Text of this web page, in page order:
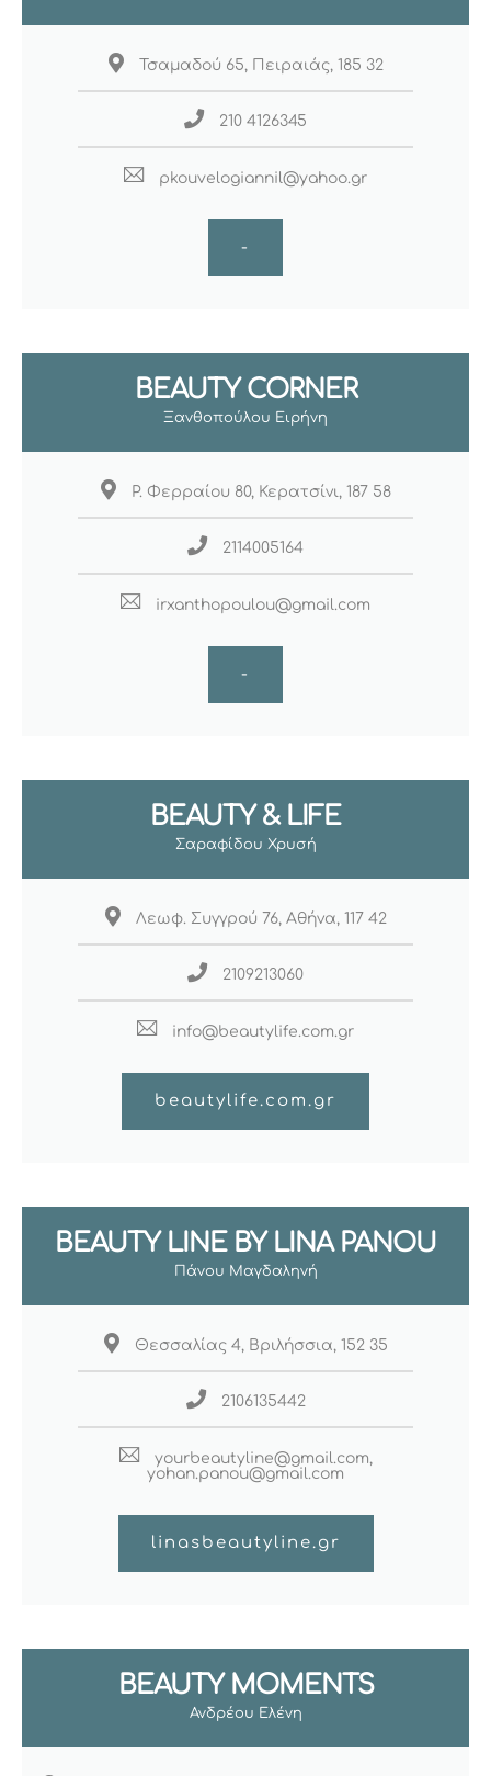
Τσαμαδού 65, Πειραιάς, 185 32
210 4126345
pkouvelogiannil@yahoo.gr
-
BEAUTY CORNER
Ξανθοπούλου Ειρήνη
Ρ. Φερραίου 80, Κερατσίνι, 187 58
2114005164
irxanthopoulou@gmail.com
-
BEAUTY & LIFE
Σαραφίδου Χρυσή
Λεωφ. Συγγρού 76, Αθήνα, 117 42
2109213060
info@beautylife.com.gr
beautylife.com.gr
BEAUTY LINE BY LINA PANOU
Πάνου Μαγδαληνή
Θεσσαλίας 4, Βριλήσσια, 152 35
2106135442
yourbeautyline@gmail.com,
yohan.panou@gmail.com
linasbeautyline.gr
BEAUTY MOMENTS
Ανδρέου Ελένη